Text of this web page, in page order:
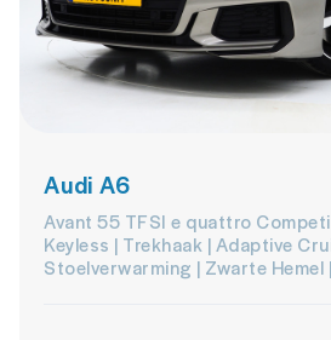
Audi A6
Avant 55 TFSI e quattro
Keyless | Trekhaak | Adaptive
Stoelverwarming | Zwarte Hemel